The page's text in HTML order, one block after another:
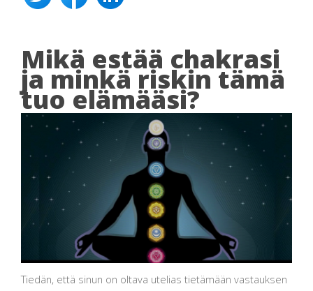
Mikä estää chakrasi
ja minkä riskin tämä
tuo elämääsi?
Tiedän, että sinun on oltava utelias tietämään vastauksen